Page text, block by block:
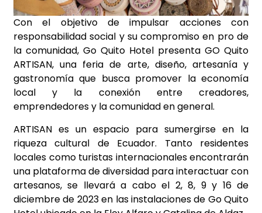
Con el objetivo de impulsar acciones con
responsabilidad social y su compromiso en pro de
la comunidad, Go Quito Hotel presenta GO Quito
ARTISAN, una feria de arte, diseño, artesanía y
gastronomía que busca promover la economía
local y la conexión entre creadores,
emprendedores y la comunidad en general.
ARTISAN es un espacio para sumergirse en la
riqueza cultural de Ecuador. Tanto residentes
locales como turistas internacionales encontrarán
una plataforma de diversidad para interactuar con
artesanos, se llevará a cabo el 2, 8, 9 y 16 de
diciembre de 2023 en las instalaciones de Go Quito